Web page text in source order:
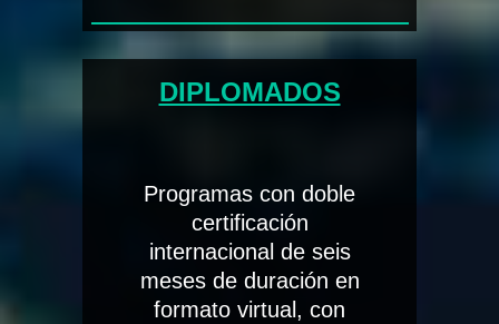
DIPLOMADOS
Programas con doble
certificación
internacional de seis
meses de duración en
formato virtual, con